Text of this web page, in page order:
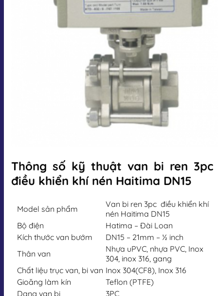
Thông số kỹ thuật van bi ren 3pc
điều khiển khí nén Haitima DN15
Model sản phẩm
Van bi ren 3pc điều khiển khí
nén Haitima DN15
Bộ điện
Hatima – Đài Loan
Kích thước van bướm
DN15 – 21mm – ½ inch
Thân van
Nhựa uPVC, nhựa PVC, Inox
304, inox 316, gang
Chất liệu trục van, bi van Inox 304(CF8), Inox 316
Gioăng làm kín
Teflon (PTFE)
Dạng van bi
3PC